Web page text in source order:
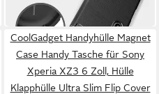
in 2-3 Werktagen bei dir
CoolGadget Handyhülle Magnet
Case Handy Tasche für Sony
Xperia XZ3 6 Zoll, Hülle
Klapphülle Ultra Slim Flip Cover